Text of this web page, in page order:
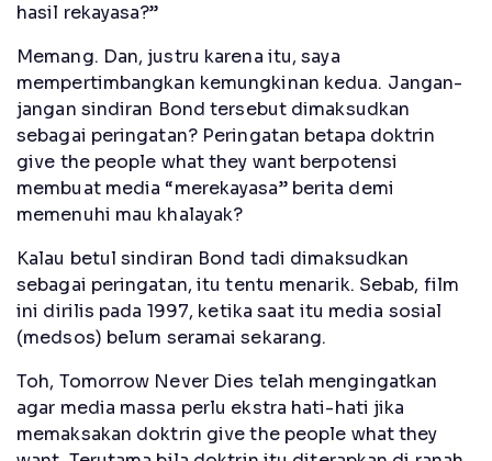
hasil rekayasa?”
Memang. Dan, justru karena itu, saya
mempertimbangkan kemungkinan kedua. Jangan-
jangan sindiran Bond tersebut dimaksudkan
sebagai peringatan? Peringatan betapa doktrin
give the people what they want berpotensi
membuat media “merekayasa” berita demi
memenuhi mau khalayak?
Kalau betul sindiran Bond tadi dimaksudkan
sebagai peringatan, itu tentu menarik. Sebab, film
ini dirilis pada 1997, ketika saat itu media sosial
(medsos) belum seramai sekarang.
Toh, Tomorrow Never Dies telah mengingatkan
agar media massa perlu ekstra hati-hati jika
memaksakan doktrin give the people what they